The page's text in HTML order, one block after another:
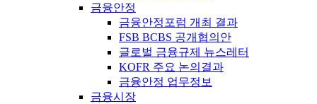
금융안정
금융안정포럼 개최 결과
FSB BCBS 공개협의안
글로벌 금융규제 뉴스레터
KOFR 주요 논의결과
금융안정 업무정보
금융시장